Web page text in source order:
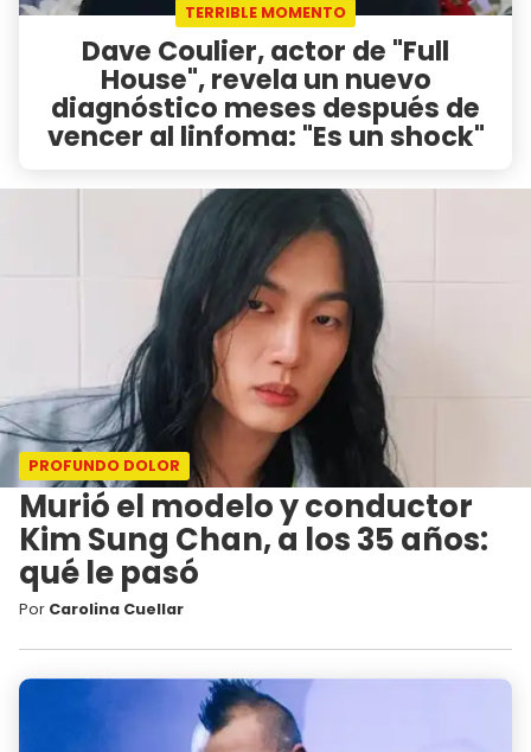
TERRIBLE MOMENTO
Dave Coulier, actor de "Full
House", revela un nuevo
diagnóstico meses después de
vencer al linfoma: "Es un shock"
PROFUNDO DOLOR
Murió el modelo y conductor
Kim Sung Chan, a los 35 años:
qué le pasó
Por Carolina Cuellar